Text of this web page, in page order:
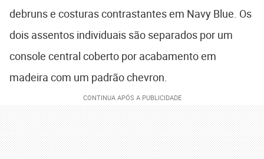
debruns e costuras contrastantes em Navy Blue. Os
dois assentos individuais são separados por um
console central coberto por acabamento em
madeira com um padrão chevron.